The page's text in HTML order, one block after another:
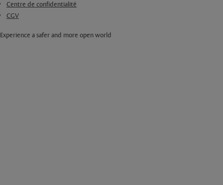
Centre de confidentialité
CGV
Experience a safer and more open world